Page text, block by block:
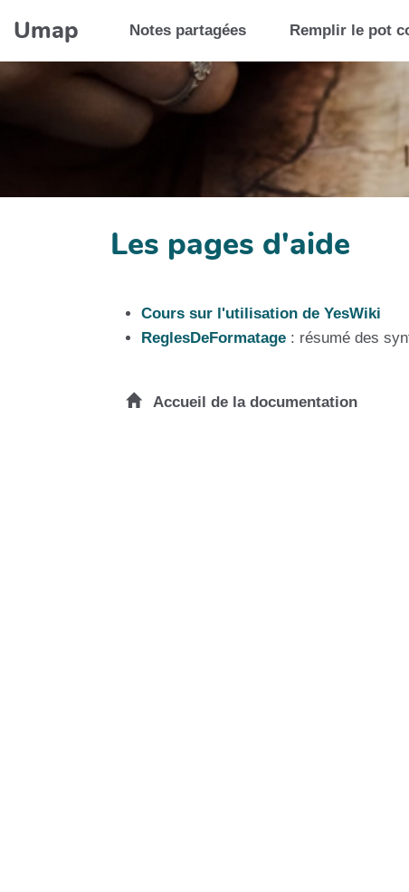
Aller au contenu principal
Umap Notes partagées Remplir le pot
Les pages d'aide
Cours sur l'utilisation de YesWiki
ReglesDeFormatage : résumé des
Accueil de la documentation